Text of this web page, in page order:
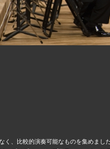
、比較的演奏可能なものを集めまし